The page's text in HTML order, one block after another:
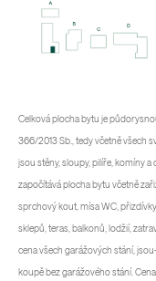
Celková plocha bytu je
366/2013 Sb., tedy včetně všech
jsou stěny, sloupy, pilíře, komíny
započítává plocha bytu včetně
sprchový kout, mísa WC,
sklepů, teras, balkonů, lodžií,
cena všech garážových stání,
koupě bez garážového stání.